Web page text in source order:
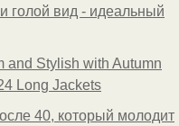
голой вид - идеальный
and Stylish with Autumn
Long Jackets
40, который молодит